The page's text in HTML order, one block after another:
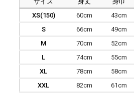
XS(150)
60cm 43cm
S
66cm 49cm
M
70cm 52cm
L
74cm 55cm
XL
78cm 58cm
XXL
82cm 61cm